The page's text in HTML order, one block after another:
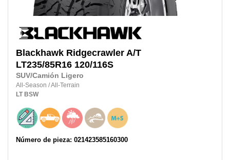
Blackhawk Ridgecrawler A/T
LT235/85R16 120/116S
SUV/Camión Ligero
All-Season /All-Terrain
LT BSW
Número de pieza: 021423585160300